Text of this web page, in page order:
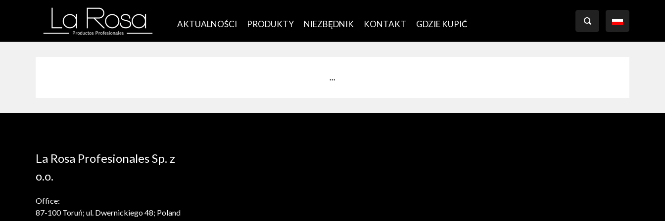
AKTUALNOŚCI PRODUKTY NIEZBĘDNIK KONTAKT GDZIE KUPIĆ 
...
La Rosa Profesionales Sp. z
o.o.
Office:
87-100 Toruń; ul. Dwernickiego 48; Poland